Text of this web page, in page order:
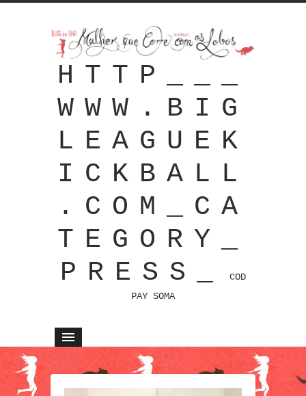
HTTP___
WWW.BIG
LEAGUEK
ICKBALL
.COM_CA
TEGORY_
PRESS_
COD
PAY SOMA